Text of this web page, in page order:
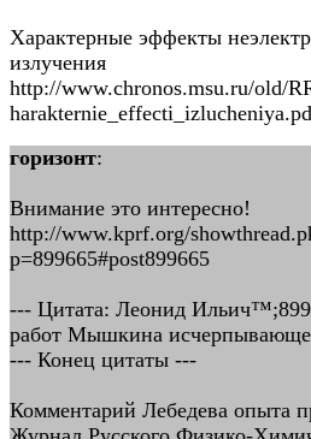
Характерные эффекты
излучения
http://www.chronos.msu.ru/old/
горизонт:
Внимание это интересно!
http://www.kprf.org/
p=899665#post899665
--- Цитата: Леонид
работ Мышкина
--- Конец цитаты ---
Комментарий Лебедева опыта